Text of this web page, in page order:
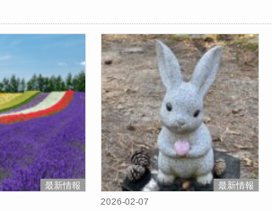
最新情報
最新情報
2026-02-07